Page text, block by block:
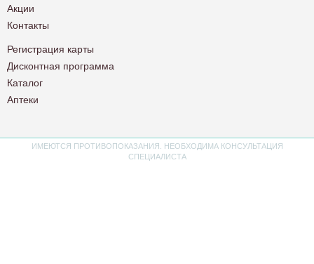
Акции
Контакты
Регистрация карты
Дисконтная программа
Каталог
Аптеки
ИМЕЮТСЯ ПРОТИВОПОКАЗАНИЯ. НЕОБХОДИМА КОНСУЛЬТАЦИЯ
СПЕЦИАЛИСТА